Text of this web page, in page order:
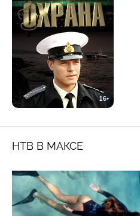
16+
НТВ В МАКСЕ